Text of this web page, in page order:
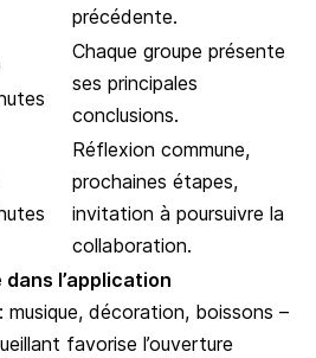
précédente.
Chaque groupe présente
ses principales
conclusions.
Réflexion commune,
prochaines étapes,
invitation à poursuivre la
collaboration.
l’application
musique, décoration, boissons –
favorise l’ouverture